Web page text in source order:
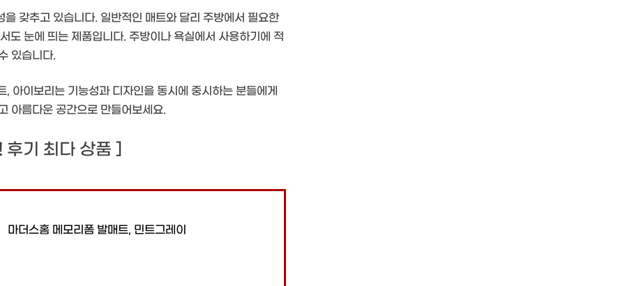
갖추고 있습니다. 일반적인 매트와 달리 주방에서 필요한
도 눈에 띄는 제품입니다. 주방이나 욕실에서 사용하기에 적
있습니다.
아이보리는 기능성과 디자인을 동시에 중시하는 분들에게
아름다운 공간으로 만들어보세요.
기 최다 상품 ]
마더스홈 메모리폼 발매트, 민트그레이